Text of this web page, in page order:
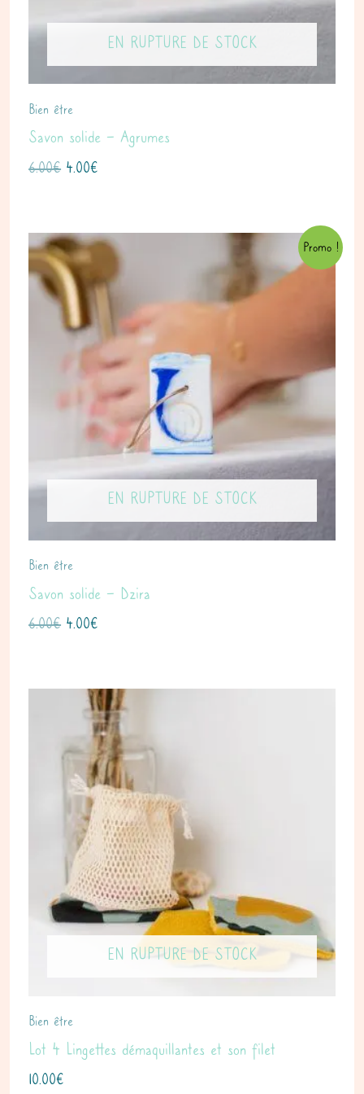
EN RUPTURE DE STOCK
Bien être
Savon solide – Agrumes
6.00€ 4.00€
Promo !
EN RUPTURE DE STOCK
Bien être
Savon solide – Dzira
6.00€
Le
prix
initial
était :
6.00€.
4.00€
Le
actuel
4.00€.
EN RUPTURE DE STOCK
Bien être
Lot 4 Lingettes démaquillantes et son filet
10.00€